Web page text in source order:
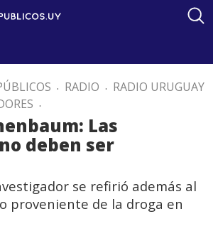
. RADIO . RADIO URUGUAY
.
Las
deben ser
se refirió además al
proveniente de la droga en